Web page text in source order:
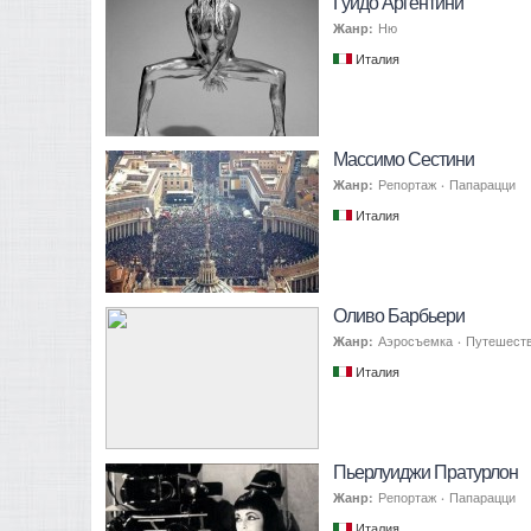
Жанр: Ню
Италия
Массимо Сестини
Жанр: Репортаж · Папарацци
Италия
Оливо Барбьери
Жанр: Аэросъемка ·
Италия
Пьерлуиджи Пратурлон
Жанр: Репортаж · Папарацци